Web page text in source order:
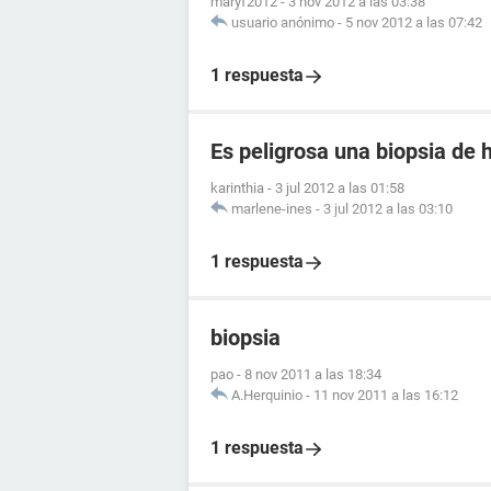
usuario anónimo - 5 nov 2012 a las 07:42
1 respuesta
Es peligrosa una biopsia de
karinthia - 3 jul 2012 a las 01:58
marlene-ines - 3 jul 2012 a las 03:10
1 respuesta
biopsia
pao - 8 nov 2011 a las 18:34
A.Herquinio - 11 nov 2011 a las 16:12
1 respuesta